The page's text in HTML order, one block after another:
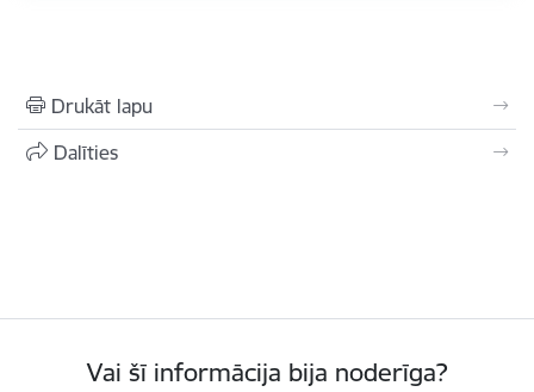
Drukāt lapu
Dalīties
Vai šī informācija bija noderīga?